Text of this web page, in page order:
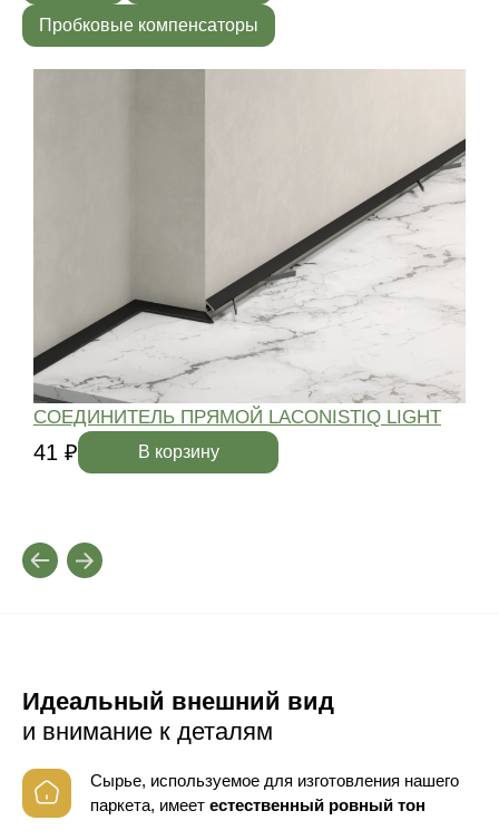
Пробковые компенсаторы
СОЕДИНИТЕЛЬ ПРЯМОЙ LACONISTIQ LIGHT
41 ₽ В корзину
Идеальный внешний вид
и внимание к деталям
Сырье, используемое для изготовления нашего
паркета, имеет естественный ровный тон